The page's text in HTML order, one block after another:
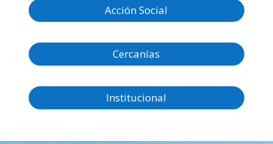
Acción Social
Cercanías
Institucional